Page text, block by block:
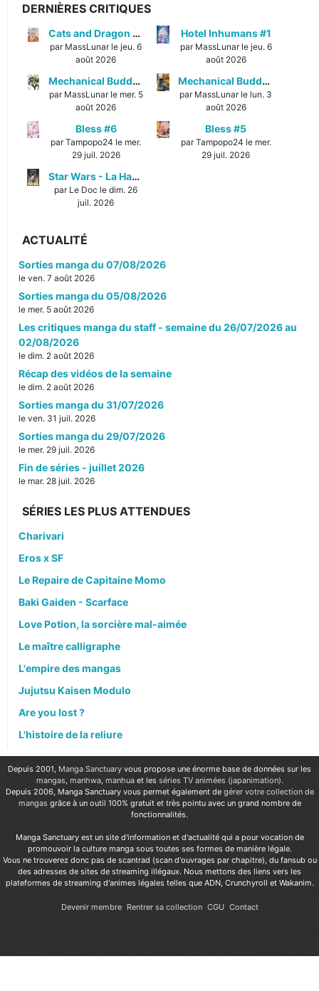
DERNIÈRES CRITIQUES
Cats and Dragon #3
par MassLunar le jeu. 6
août 2026
Hotel Inhumans #1
par MassLunar le jeu. 6
août 2026
Mechanical Buddy Universe #1
par MassLunar le mer. 5
août 2026
Mechanical Buddy Universe #0
par MassLunar le lun. 3
août 2026
Bless #6
par Tampopo24 le mer.
29 juil. 2026
Bless #5
par Tampopo24 le mer.
29 juil. 2026
Star Wars - La Haute République - Un équilibre fragile
par Le Doc le dim. 26
juil. 2026
ACTUALITÉ
Sorties manga du 07/08/2026
le ven. 7 août 2026
Sorties manga du 05/08/2026
le mer. 5 août 2026
Les critiques manga du staff - semaine du 26/07/2026 au
02/08/2026
le dim. 2 août 2026
Récap des vidéos de la semaine
le dim. 2 août 2026
Sorties manga du 31/07/2026
le ven. 31 juil. 2026
Sorties manga du 29/07/2026
le mer. 29 juil. 2026
Fin de séries - juillet 2026
le mar. 28 juil. 2026
SÉRIES LES PLUS ATTENDUES
Charivari
Eros x SF
Le Repaire de Capitaine Momo
Baki Gaiden - Scarface
Love Potion, la sorcière mal-aimée
Le maître calligraphe
L'empire des mangas
Jujutsu Kaisen Modulo
Are you lost ?
L'histoire de la reliure
Depuis 2001, Manga Sanctuary vous propose une énorme base de données sur les
mangas, manhwa, manhuaet les séries TV animées (japanimation).
Depuis 2006, Manga Sanctuary vous permet également de gérer votre collection de
mangas grâce à un outil 100% gratuit et très pointu avec un grand nombre de
fonctionnalités.
Manga Sanctuary est un site d'information et d'actualité qui a pour vocation de
promouvoir la culture manga sous toutes ses formes de manière légale.
Vous ne trouverez donc pas de scantrad (scan d'ouvrages par chapitre), du fansub ou
des adresses de sites de streaming illégaux. Nous mettons des liens vers les
plateformes de streaming d'animes légales telles que ADN, Crunchyroll et Wakanim.
Devenir membre Rentrer sa collection CGU Contact